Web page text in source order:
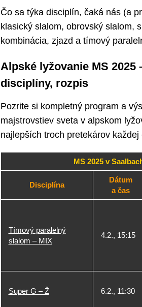
Čo sa týka disciplín, čaká nás (a
klasický slalom, obrovský slalom,
kombinácia, zjazd a tímový
Alpské lyžovanie MS 2025
disciplíny, rozpis
Pozrite si kompletný program a
majstrovstiev sveta v alpskom
najlepších troch pretekárov
MS 2025 v
Disciplína
Dátum
a čas
Tímový paralelný
slalom – MIX
4.2., 15:15
Super G – Ž 6.2., 11:30